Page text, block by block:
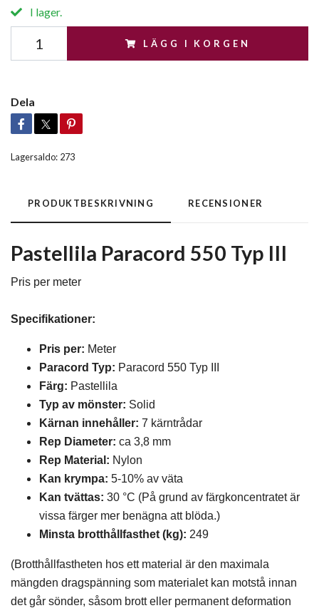
I lager.
LÄGG I KORGEN
Dela
Lagersaldo: 273
PRODUKTBESKRIVNING RECENSIONER
Pastellila Paracord 550 Typ III
Pris per meter
Specifikationer:
Pris per: Meter
Paracord Typ: Paracord 550 Typ III
Färg: Pastellila
Typ av mönster: Solid
Kärnan innehåller: 7 kärntrådar
Rep Diameter: ca 3,8 mm
Rep Material: Nylon
Kan krympa: 5-10% av väta
Kan tvättas: 30 °C (På grund av färgkoncentratet är
vissa färger mer benägna att blöda.)
Minsta brotthållfasthet (kg): 249
(Brotthållfastheten hos ett material är den maximala
mängden dragspänning som materialet kan motstå innan
det går sönder, såsom brott eller permanent deformation